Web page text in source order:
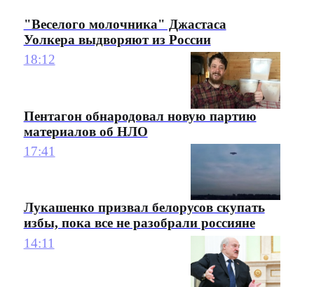
"Веселого молочника" Джастаса
Уолкера выдворяют из России
18:12
Пентагон обнародовал новую партию
материалов об НЛО
17:41
Лукашенко призвал белорусов скупать
избы, пока все не разобрали россияне
14:11